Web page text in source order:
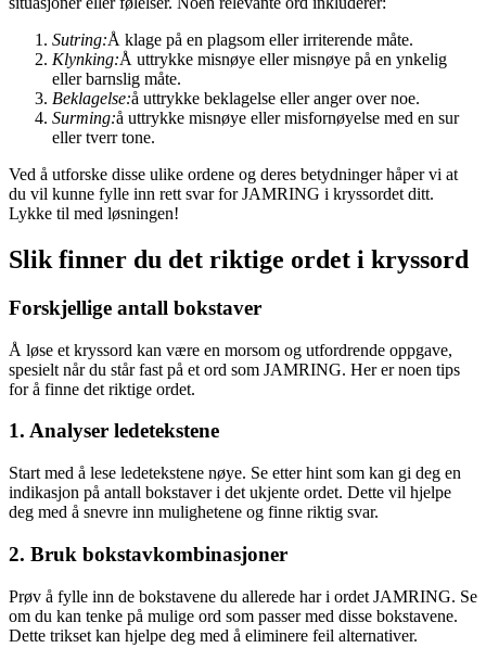
Sutring:Å klage på en plagsom eller irriterende måte.
Klynking:Å uttrykke misnøye eller misnøye på en ynkelig
eller barnslig måte.
Beklagelse:å uttrykke beklagelse eller anger over noe.
Surming:å uttrykke misnøye eller misfornøyelse med en sur
eller tverr tone.
Ved å utforske disse ulike ordene og deres betydninger håper vi at
du vil kunne fylle inn rett svar for JAMRING i kryssordet ditt.
Lykke til med løsningen!
Slik finner du det riktige ordet i kryssord
Forskjellige antall bokstaver
Å løse et kryssord kan være en morsom og utfordrende oppgave,
spesielt når du står fast på et ord som JAMRING. Her er noen tips
for å finne det riktige ordet.
1. Analyser ledetekstene
Start med å lese ledetekstene nøye. Se etter hint som kan gi deg en
indikasjon på antall bokstaver i det ukjente ordet. Dette vil hjelpe
deg med å snevre inn mulighetene og finne riktig svar.
2. Bruk bokstavkombinasjoner
Prøv å fylle inn de bokstavene du allerede har i ordet JAMRING. Se
om du kan tenke på mulige ord som passer med disse bokstavene.
Dette trikset kan hjelpe deg med å eliminere feil alternativer.